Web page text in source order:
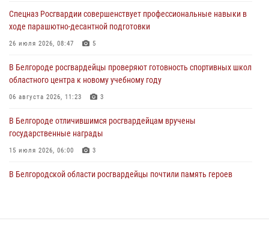
Росгвардия обеспечила общественную безопасность празднования
83-й годовщины освобождения г. Белгорода от немецко -
06 августа 2026, 06:54 3
Офицеры Росгвардии и ветераны войск правопорядка почтили
05 августа 2026, 17:12 2
Спецназ Росгвардии совершенствует профессиональные навыки в
ходе парашютно-десантной подготовки
26 июля 2026, 08:47 5
В Белгороде росгвардейцы проверяют готовность спортивных школ
областного центра к новому учебному году
06 августа 2026, 11:23 3
В Белгороде отличившимся росгвардейцам вручены
государственные награды
15 июля 2026, 06:00 3
В Белгородской области росгвардейцы почтили память героев